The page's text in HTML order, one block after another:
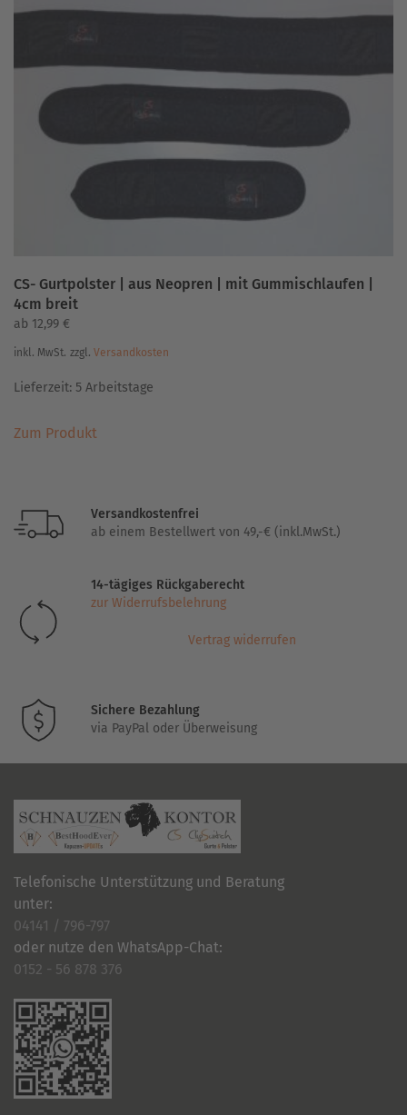
CS- Gurtpolster | aus Neopren | mit Gummischlaufen |
4cm breit
ab 12,99 €
inkl. MwSt. zzgl. Versandkosten
Lieferzeit: 5 Arbeitstage
Zum ProduktProdukt
auf.
können
auf
Versandkostenfrei
ab einem Bestellwert von 49,-€ (inkl.MwSt.)
14-tägiges Rückgaberecht
zur Widerrufsbelehrung
Vertrag widerrufen
Sichere Bezahlung
via PayPal oder Überweisung
Telefonische Unterstützung und Beratung
unter:
04141 / 796-797
oder nutze den WhatsApp-Chat:
0152 - 56 878 376